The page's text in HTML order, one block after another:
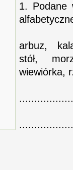
1. Podane
arbuz,
stół,
wiewiórka,